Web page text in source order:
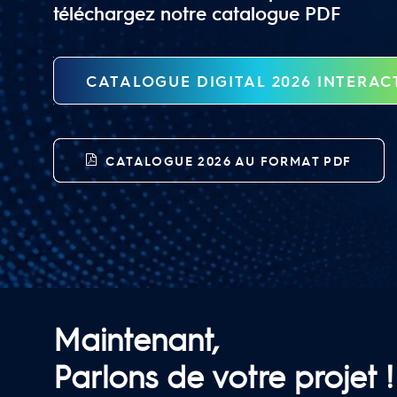
téléchargez notre catalogue PDF
CATALOGUE DIGITAL 2026
CATALOGUE 2026 AU FORMAT PDF
Maintenant,
Parlons de votre projet !